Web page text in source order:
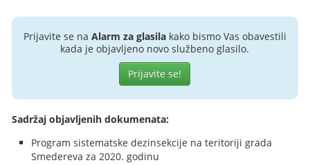
Prijavite se na Alarm za glasilakako bismo Vas obavestili
kada je objavljeno novo službeno glasilo.
Prijavite se!
Sadržaj objavljenih dokumenata:
Program sistematske dezinsekcije na teritoriji grada
Smedereva za 2020. godinu